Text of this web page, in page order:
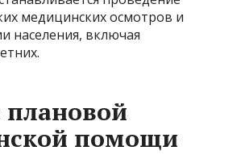
медицинских осмотров и
населения, включая
плановой
помощи